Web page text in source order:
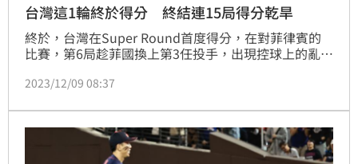
台灣這1輪終於得分 終結連15局得分乾旱
終於，台灣在Super Round首度得分，在對菲律賓的
比賽，第6局趁菲國換上第3任投手，出現控球上的亂
送擠回1分，拿莫．伊漾打出高飛犧牲打，台灣在第6局
2023/12/09 08:37